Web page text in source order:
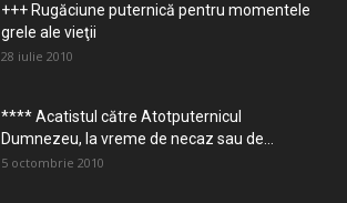
+++ Rugăciune puternică pentru momentele
grele ale vieţii
28 iulie 2010
**** Acatistul către Atotputernicul
Dumnezeu, la vreme de necaz sau de...
5 octombrie 2010